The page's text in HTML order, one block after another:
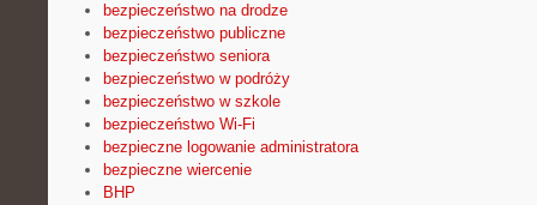
bezpieczeństwo na drodze
bezpieczeństwo publiczne
bezpieczeństwo seniora
bezpieczeństwo w podróży
bezpieczeństwo w szkole
bezpieczeństwo Wi-Fi
bezpieczne logowanie administratora
bezpieczne wiercenie
BHP